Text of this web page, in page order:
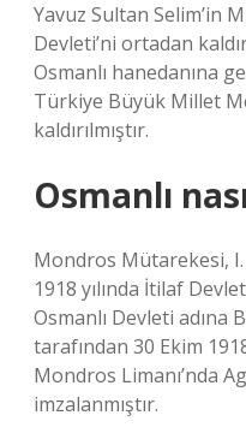
Yavuz Sultan Selim’in
Devleti’ni ortadan
Osmanlı hanedanına
Türkiye Büyük Millet
kaldırılmıştır.
Osmanlı
Mondros Mütarekesi, I.
1918 yılında İtilaf
Osmanlı Devleti adına
tarafından 30 Ekim
Mondros Limanı’nda
imzalanmıştır.